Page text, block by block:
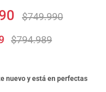
$749.990
$794.989
nuevo y está en perfectas